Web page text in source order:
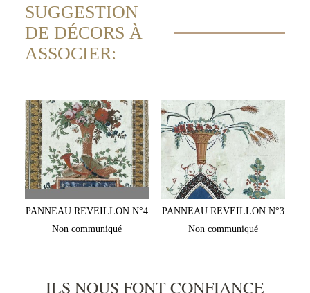
SUGGESTION
DE DÉCORS À
ASSOCIER:
PANNEAU REVEILLON N°4
Non communiqué
PANNEAU REVEILLON N°3
Non communiqué
ILS NOUS FONT CONFIANCE